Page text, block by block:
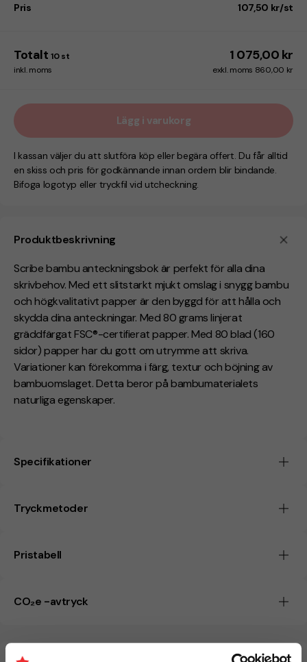
Produktbeskrivning
Scribe bambu anteckningsbok är perfekt för alla dina
skrivbehov. Med ett slitstarkt mjukt omslag i snygg bambu
och högkvalitativt papper är den byggd för att hålla och
skydda dina anteckningar. Med 80 grams linjerat
gräddfärgat FSC®-certifierat papper. Med 80 blad (160
sidor) papper har du gott om utrymme att skriva.
Variationer kan förekomma i färg, textur och böjning av
bambuomslaget. Detta beror på bambumaterialets
naturliga egenskaper.
Specifikationer
Tryckmetoder
Pristabell
CO₂e -avtryck
Pris
107,50 kr/st
Totalt 10 st 1 075,00 kr
inkl. moms exkl. moms 860,00 kr
Lägg i varukorg
I kassan väljer du att slutföra köp eller begära offert. Du får alltid
en skiss och pris för godkännande innan ordern blir bindande.
Bifoga logotyp eller tryckfil vid utcheckning.
8 arbetsdagar